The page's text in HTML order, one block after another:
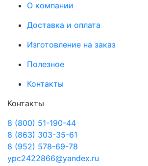
О компании
Доставка и оплата
Изготовление на заказ
Полезное
Контакты
Контакты
8 (800) 51-190-44
8 (863) 303-35-61
8 (952) 578-69-78
ypc2422866@yandex.ru